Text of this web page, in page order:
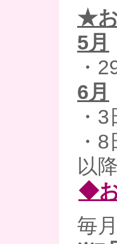
★
5月
・
6月
・
・
以
◆
毎